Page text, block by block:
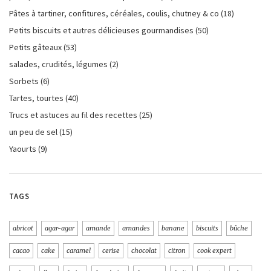
Pâtes à tartiner, confitures, céréales, coulis, chutney & co (18)
Petits biscuits et autres délicieuses gourmandises (50)
Petits gâteaux(53)
salades, crudités, légumes (2)
Sorbets (6)
Tartes, tourtes (40)
Trucs et astuces au fil des recettes (25)
un peu de sel(15)
Yaourts (9)
TAGS
abricot agar-agar amande amandes banane biscuits bûche
cacao cake caramel cerise chocolat citron cook expert